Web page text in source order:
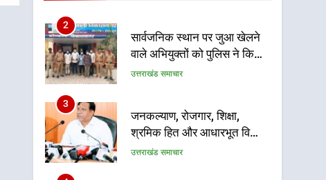
2
सार्वजनिक स्थान पर जुआ खेलने
वाले अभियुक्तों को पुलिस ने किया
गिरफ्तार
उत्तराखंड समाचार
3
जनकल्याण, रोजगार, शिक्षा,
श्रमिक हित और आधारभूत विकास
को नई गति : धामी कैबिनेट के
उत्तराखंड समाचार